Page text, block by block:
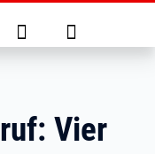
Suche Anmelden
Vier